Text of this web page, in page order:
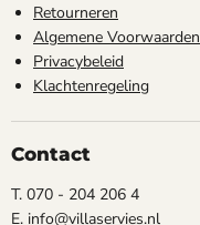
Retourneren
Algemene Voorwaarden
Privacybeleid
Klachtenregeling
Contact
T. 070 - 204 206 4
E. info@villaservies.nl